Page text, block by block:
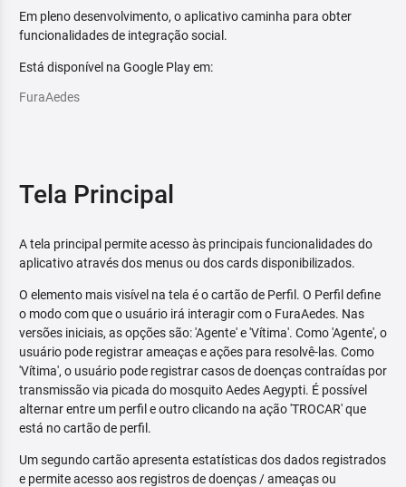
Em pleno desenvolvimento, o aplicativo caminha para obter
funcionalidades de integração social.
Está disponível na Google Play em:
FuraAedes
Tela Principal
A tela principal permite acesso às principais funcionalidades do
aplicativo através dos menus ou dos cards disponibilizados.
O elemento mais visível na tela é o cartão de Perfil. O Perfil define
o modo com que o usuário irá interagir com o FuraAedes. Nas
versões iniciais, as opções são: 'Agente' e 'Vítima'. Como 'Agente', o
usuário pode registrar ameaças e ações para resolvê-las. Como
'Vítima', o usuário pode registrar casos de doenças contraídas por
transmissão via picada do mosquito Aedes Aegypti. É possível
alternar entre um perfil e outro clicando na ação 'TROCAR' que
está no cartão de perfil.
Um segundo cartão apresenta estatísticas dos dados registrados
e permite acesso aos registros de doenças / ameaças ou